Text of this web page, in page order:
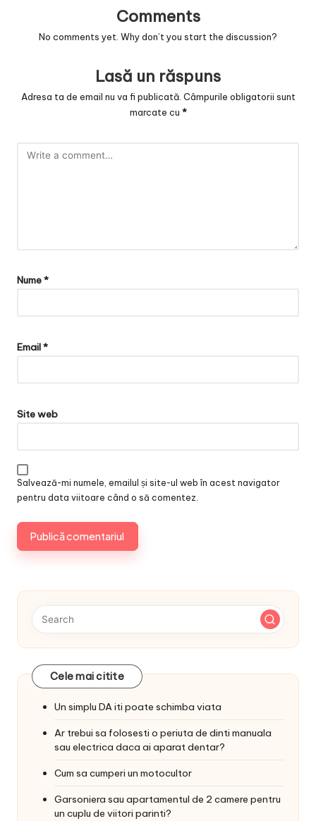
Comments
No comments yet. Why don’t you start the discussion?
Lasă un răspuns
Adresa ta de email nu va fi publicată. Câmpurile obligatorii sunt
marcate cu *
Nume*
Email*
Site web
Salvează-mi numele, emailul și site-ul web în acest navigator
pentru data viitoare când o să comentez.
Cele mai citite
Un simplu DA iti poate schimba viata
Ar trebui sa folosesti o periuta de dinti manuala
sau electrica daca ai aparat dentar?
Cum sa cumperi un motocultor
Garsoniera sau apartamentul de 2 camere pentru
un cuplu de viitori parinti?